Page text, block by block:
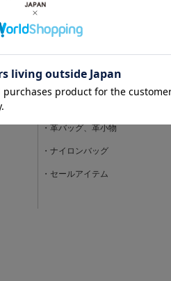
・革バッグ、革小物
・ナイロンバッグ
・セールアイテム